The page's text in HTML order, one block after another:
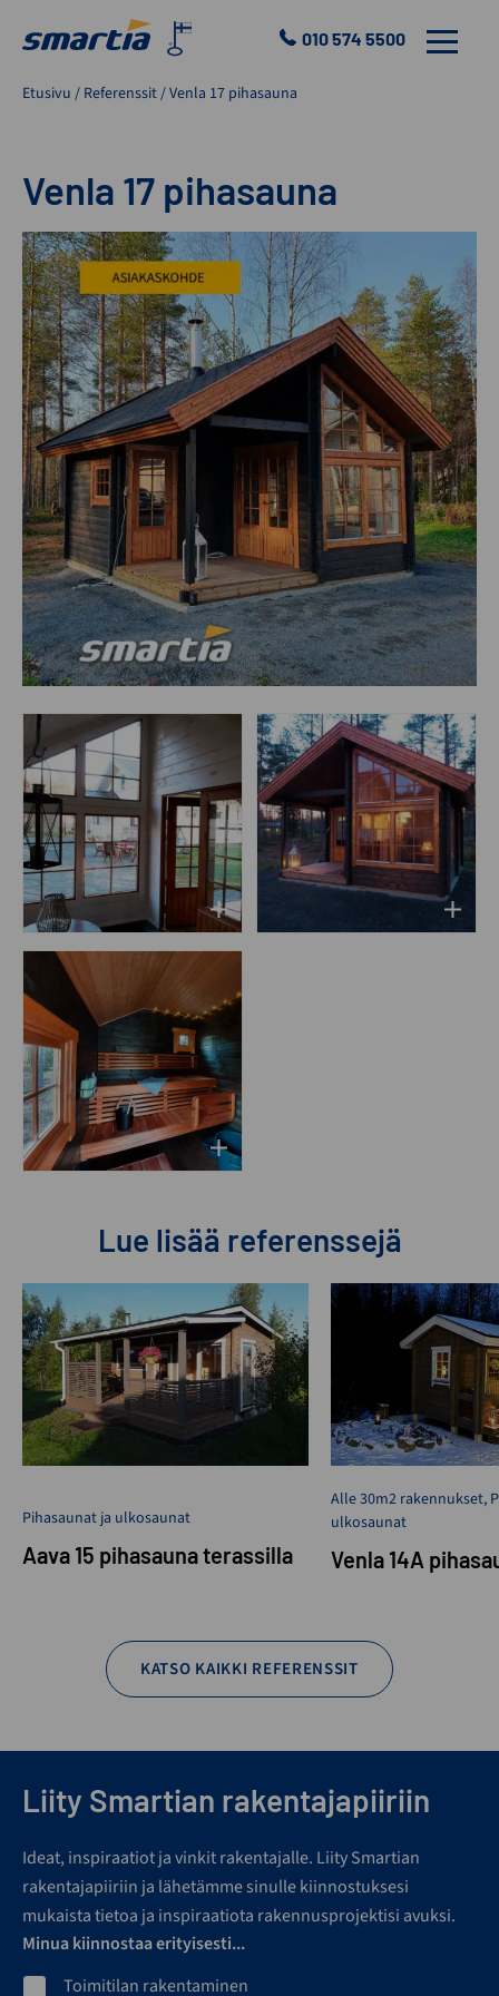
Oy
010 574 5500 VALIKKO
Etusivu / Referenssit/Venla 17 pihasauna
Venla 17 pihasauna
Lue lisää referenssejä
Pihasaunat ja ulkosaunat
Aava 15 pihasauna terassilla
Alle 30m2 rakennukset,
ulkosaunat
Venla 14A
KATSO KAIKKI REFERENSSIT
Liity Smartian rakentajapiiriin
Ideat, inspiraatiot ja vinkit rakentajalle. Liity Smartian
rakentajapiiriin ja lähetämme sinulle kiinnostuksesi
mukaista tietoa ja inspiraatiota rakennusprojektisi avuksi.
Minua kiinnostaa erityisesti...
Toimitilan rakentaminen